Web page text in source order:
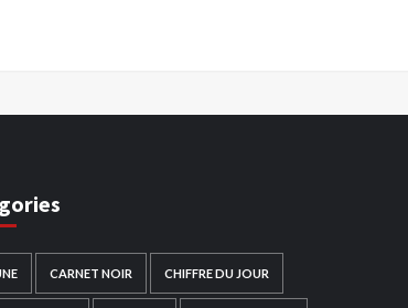
CARNET NOIR CHIFFRE DU JOUR